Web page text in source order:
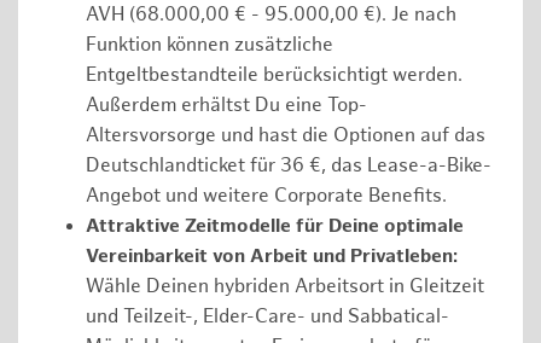
AVH (68.000,00 € - 95.000,00 €). Je nach
Funktion können zusätzliche
Entgeltbestandteile berücksichtigt werden.
Außerdem erhältst Du eine Top-
Altersvorsorge und hast die Optionen auf das
Deutschlandticket für 36 €, das Lease-a-Bike-
Angebot und weitere Corporate Benefits.
Attraktive Zeitmodelle für Deine optimale
Vereinbarkeit von Arbeit und Privatleben:
Wähle Deinen hybriden Arbeitsort in Gleitzeit
und Teilzeit-, Elder-Care- und Sabbatical-